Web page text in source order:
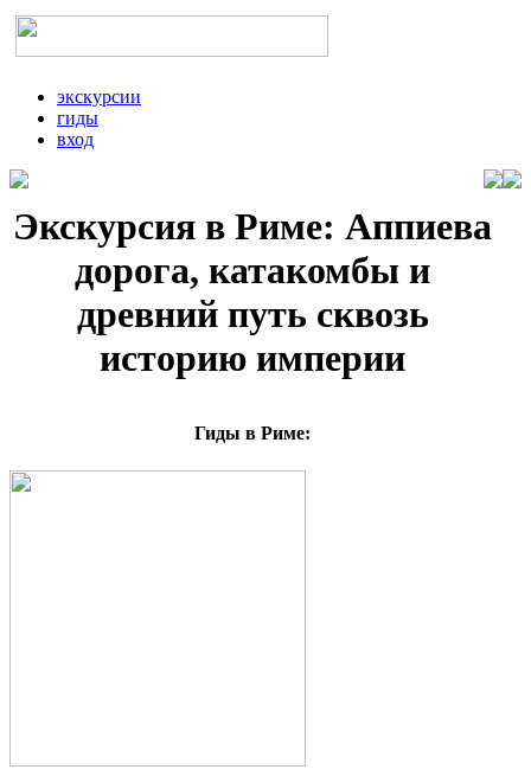
экскурсии
гиды
вход
Экскурсия в Риме: Аппиева
дорога, катакомбы и
древний путь сквозь
историю империи
Гиды в Риме: